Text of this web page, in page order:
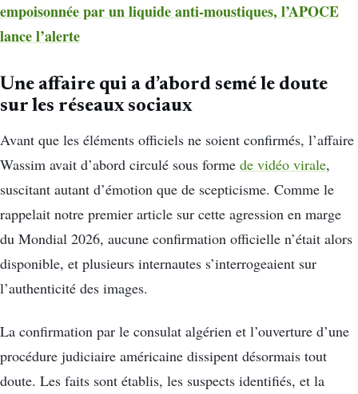
empoisonnée par un liquide anti-moustiques, l’APOCE
lance l’alerte
Une affaire qui a d’abord semé le doute
sur les réseaux sociaux
Avant que les éléments officiels ne soient confirmés, l’affaire
Wassim avait d’abord circulé sous forme de vidéo virale,
suscitant autant d’émotion que de scepticisme. Comme le
rappelait notre premier article sur cette agression en marge
du Mondial 2026, aucune confirmation officielle n’était alors
disponible, et plusieurs internautes s’interrogeaient sur
l’authenticité des images.
La confirmation par le consulat algérien et l’ouverture d’une
procédure judiciaire américaine dissipent désormais tout
doute. Les faits sont établis, les suspects identifiés, et la